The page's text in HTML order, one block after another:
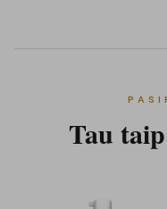
Tau